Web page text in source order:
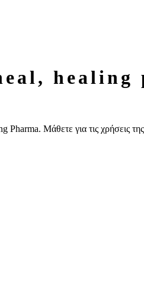
Μάθετε για τις χρήσεις